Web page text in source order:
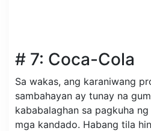
# 7: Coca-Cola
Sa wakas, ang karaniwang
sambahayan ay tunay na
kababalaghan sa pagkuha
mga kandado. Habang tila